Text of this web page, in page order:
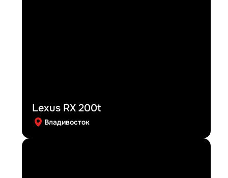
Lexus RX 200t
Владивосток